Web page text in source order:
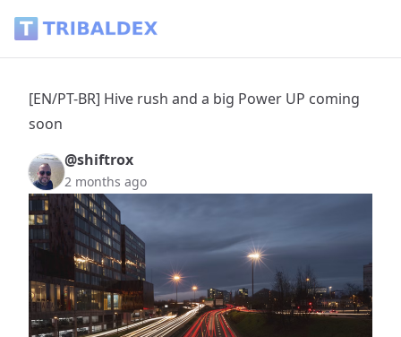
[EN/PT-BR] Hive rush and a big Power UP coming
soon
@shiftrox
2 months ago